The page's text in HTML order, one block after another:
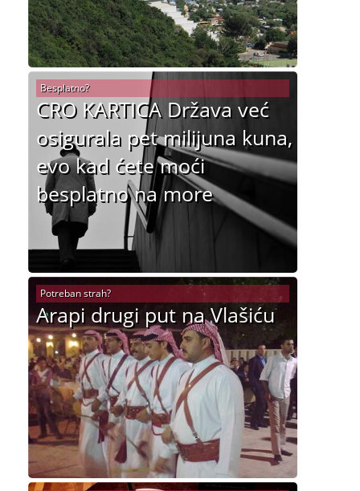
CRO KARTICA Država već
osigurala pet milijuna kuna,
evo kad ćete moći
besplatno na more
Besplatno?
Arapi drugi put na Vlašiću
Potreban strah?